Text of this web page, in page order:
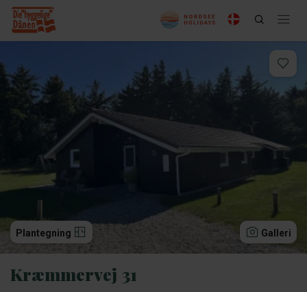
Plantegning Galleri
Kræmmervej 31